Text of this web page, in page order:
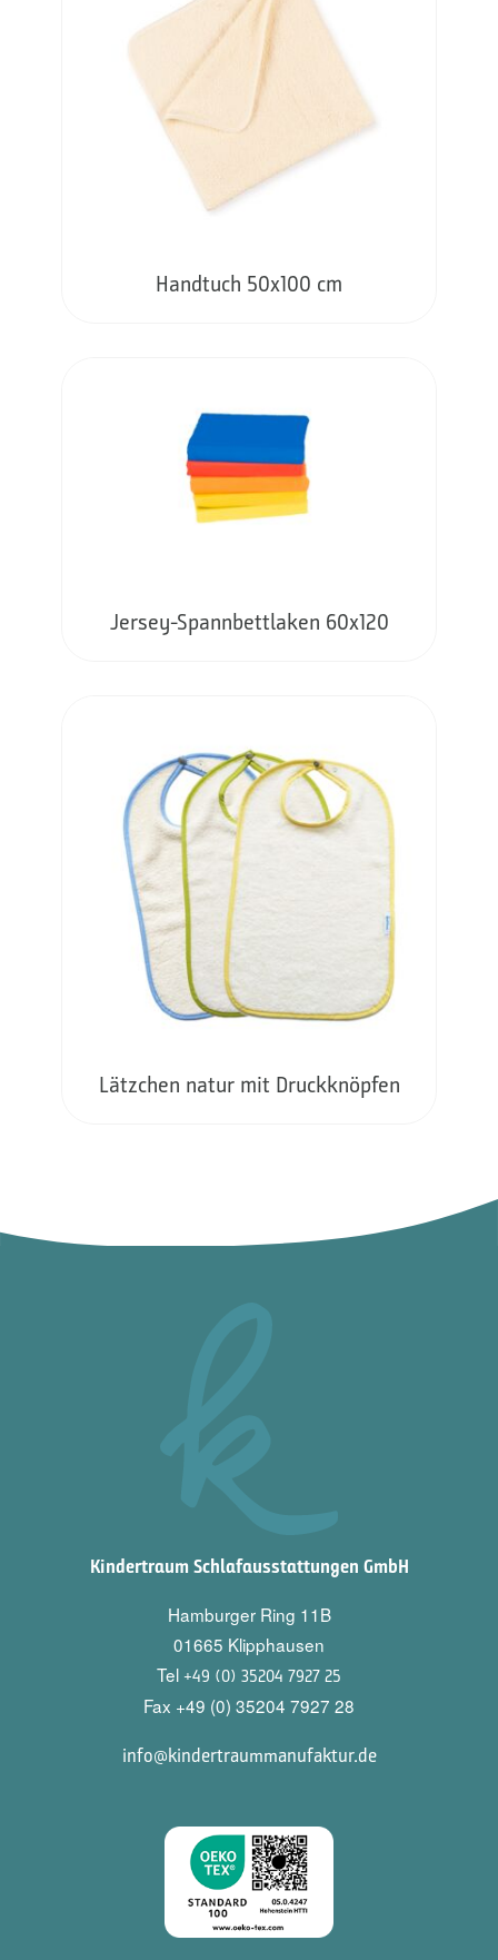
Handtuch 50x100 cm
Jersey-Spannbettlaken 60x120
Lätzchen natur mit Druckknöpfen
Kindertraum Schlafausstattungen GmbH
Hamburger Ring 11B
01665 Klipphausen
Tel +49 (0) 35204 7927 25
Fax +49 (0) 35204 7927 28
info@kindertraummanufaktur.de